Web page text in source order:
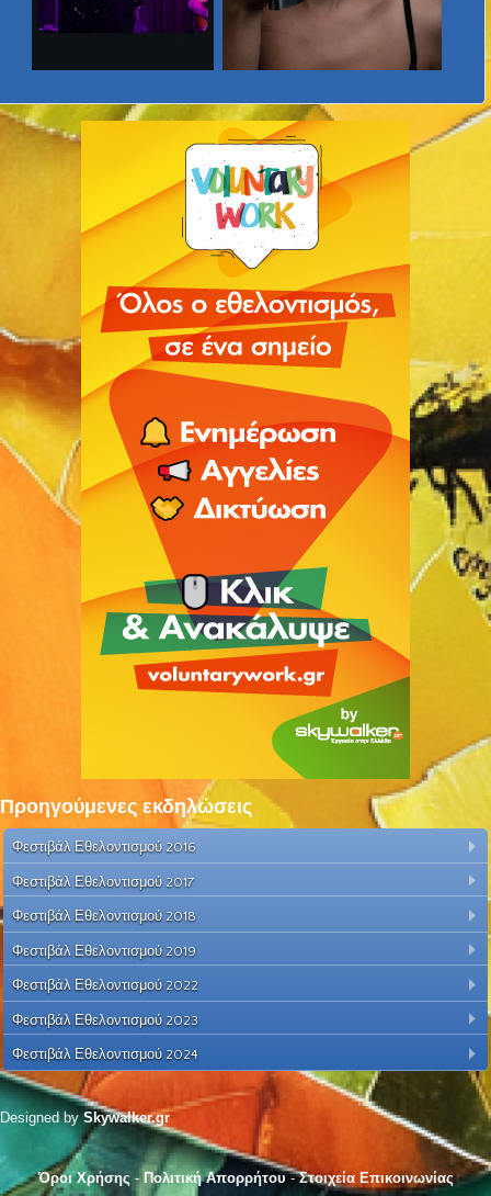
Προηγούμενες εκδηλώσεις
Φεστιβάλ Εθελοντισμού 2016
Φεστιβάλ Εθελοντισμού 2017
Φεστιβάλ Εθελοντισμού 2018
Φεστιβάλ Εθελοντισμού 2019
Φεστιβάλ Εθελοντισμού 2022
Φεστιβάλ Εθελοντισμού 2023
Φεστιβάλ Εθελοντισμού 2024
Designed bySkywalker.gr
Όροι Χρήσης - Πολιτική Απορρήτου-Στοιχεία Επικοινωνίας